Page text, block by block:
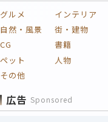
グルメ インテリア
自然・風景
街・建物
CG
書籍
ペット
人物
その他
広告 Sponsored